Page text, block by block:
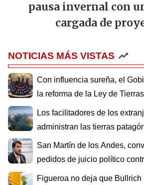
pausa invernal con
cargada de
NOTICIAS MÁS VISTAS
Con influencia sureña, el
la reforma de la Ley de Tierras
Los facilitadores de los
administran las tierras
San Martín de los Andes,
pedidos de juicio político
Figueroa no deja que